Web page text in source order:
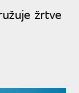
žrtve